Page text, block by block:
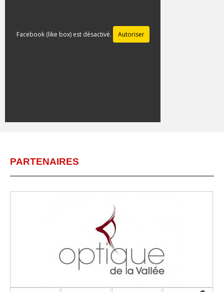
Facebook (like box) est désactivé. Autoriser
PARTENAIRES